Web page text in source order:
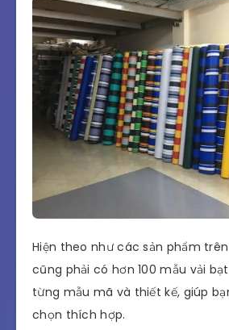
Hiện theo như các sản phẩm
cũng phải có hơn 100 mẫu vải
từng mẫu mã và thiết kế, giúp
chọn thích hợp.